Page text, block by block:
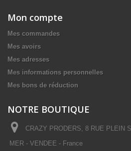
Mon compte
Mes commandes
Mes avoirs
Mes adresses
Mes informations personnelles
Mes bons de réduction
NOTRE BOUTIQUE
CRAZY PRODERS, 8 RUE PLEIN
MER - VENDEE - France